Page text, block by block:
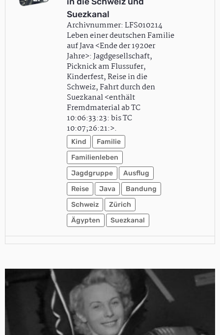
Suezkanal
Archivnummer: LFS010214
Leben einer deutschen Familie
auf Java <Ende der 1920er
Jahre>: Jagdgesellschaft,
Picknick am Flussufer,
Kinderfest, Reise in die
Schweiz, Fahrt durch den
Suezkanal <enthält
Fremdmaterial ab TC
10:06:33:23: bis TC
10:07;26:21:>.
Kind
Familie
Familienleben
Jagdgruppe
Ausflug
Reise
Java
Bandung
Schweiz
Zürich
Ägypten
Suezkanal